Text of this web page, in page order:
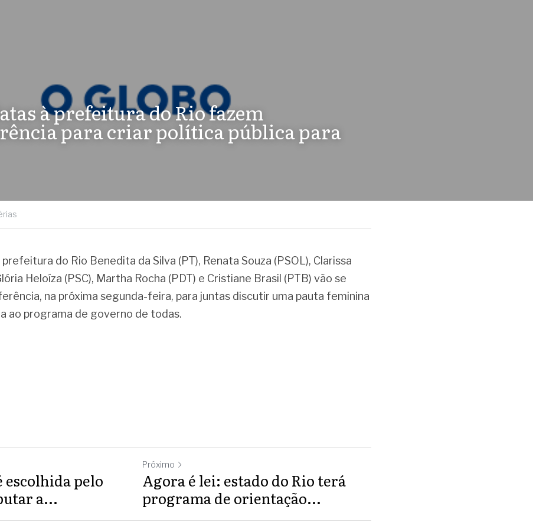
à prefeitura do Rio fazem
para criar política pública para
do Rio Benedita da Silva (PT), Renata Souza (PSOL), Clarissa
Heloíza (PSC), Martha Rocha (PDT) e Cristiane Brasil (PTB) vão se
na próxima segunda-feira, para juntas discutir uma pauta feminina
ao programa de governo de todas.
escolhida pelo
a...
Próximo
Agora é lei: estado do Rio terá
programa de orientação...